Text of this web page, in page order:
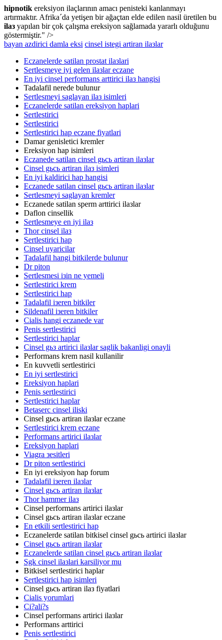
hipnotik ereksiyon ilaçlarının amacı penisteki kanlanmayı
artırmaktır. Afrika´da yetişen bir ağaçtan elde edilen nasil üretilen bu
ilaз yapılan bir çok çalışma ereksiyon sağlamada yararlı olduğunu
göstermiştir." />
bayan azdirici damla eksi cinsel istegi artiran ilaзlar
Eczanelerde satilan prostat ilaзlari
Sertlesmeye iyi gelen ilaзlar eczane
En iyi cinsel performans arttirici ilaз hangisi
Tadalafil nerede bulunur
Sertlesmeyi saglayan ilaз isimleri
Eczanelerde satilan ereksiyon haplari
Sertlestirici
Sertlestirici
Sertlestirici hap eczane fiyatlari
Damar genisletici kremler
Ereksiyon hap isimleri
Eczanede satilan cinsel gьcь artiran ilaзlar
Cinsel gьcь artiran ilaз isimleri
En iyi kaldirici hap hangisi
Eczanede satilan cinsel gьcь artiran ilaзlar
Sertlesmeyi saglayan kremler
Eczanede satilan sperm arttirici ilaзlar
Daflon cinsellik
Sertlesmeye en iyi ilaз
Thor cinsel ilaз
Sertlestirici hap
Cinsel uyaricilar
Tadalafil hangi bitkilerde bulunur
Dr piton
Sertlesmesi iзin ne yemeli
Sertlestirici krem
Sertlestirici hap
Tadalafil iзeren bitkiler
Sildenafil iзeren bitkiler
Cialis hangi eczanede var
Penis sertlestirici
Sertlestirici haplar
Cinsel gьз artirici ilaзlar saglik bakanligi onayli
Performans krem nasil kullanilir
En kuvvetli sertlestirici
En iyi sertlestirici
Ereksiyon haplari
Penis sertlestirici
Sertlestirici haplar
Betaserc cinsel iliski
Cinsel gьcь artiran ilaзlar eczane
Sertlestirici krem eczane
Performans artirici ilaзlar
Ereksiyon haplari
Viagra зesitleri
Dr piton sertlestirici
En iyi ereksiyon hap forum
Tadalafil iзeren ilaзlar
Cinsel gьcь artiran ilaзlar
Thor hammer ilaз
Cinsel performans artirici ilaзlar
Cinsel gьcь artiran ilaзlar eczane
En etkili sertlestirici hap
Eczanelerde satilan bitkisel cinsel gьcь artirici ilaзlar
Cinsel gьcь artiran ilaзlar
Eczanelerde satilan cinsel gьcь artiran ilaзlar
Sgk cinsel ilaзlari karsiliyor mu
Bitkisel sertlestirici haplar
Sertlestirici hap isimleri
Cinsel gьcь artiran ilaз fiyatlari
Cialis yorumlari
Ci?ali?s
Cinsel performans artirici ilaзlar
Performans arttirici
Penis sertlestirici